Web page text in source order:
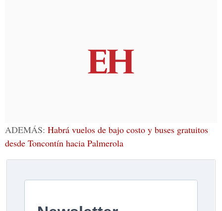
ADEMÁS: Habrá vuelos de bajo costo y buses gratuitos
desde Toncontín hacia Palmerola